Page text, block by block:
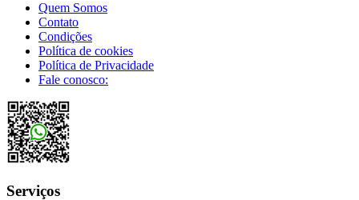
Quem Somos
Contato
Condições
Política de cookies
Política de Privacidade
Fale conosco:
Serviços